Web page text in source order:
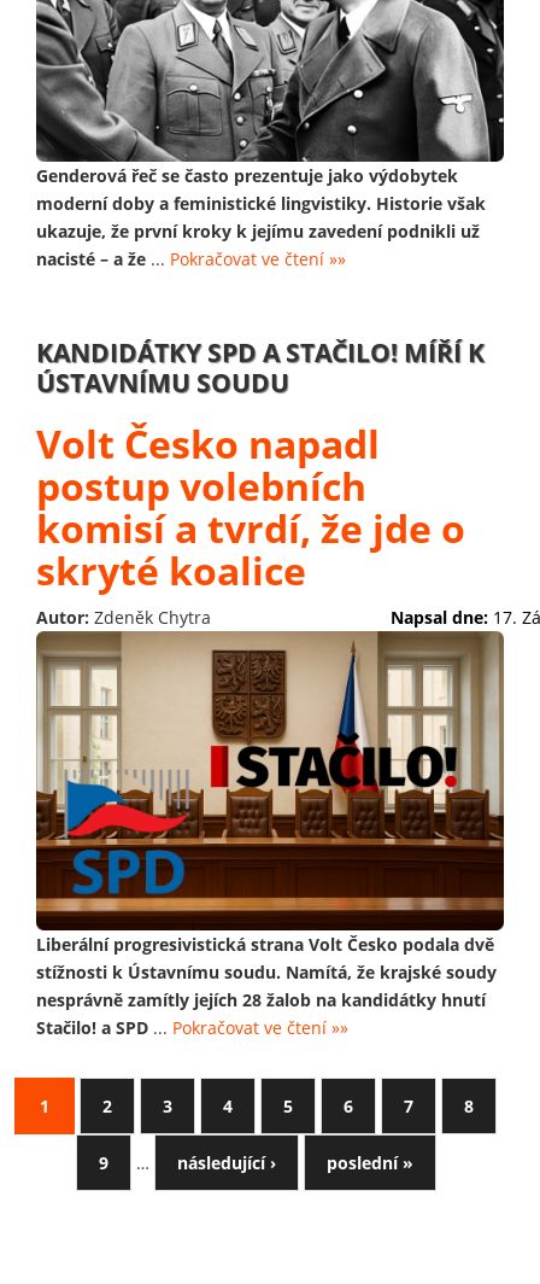
Genderová řeč se často prezentuje jako výdobytek
moderní doby a feministické lingvistiky. Historie však
ukazuje, že první kroky k jejímu zavedení podnikli už
nacisté – a že ... Pokračovat ve čtení »»
KANDIDÁTKY SPD A STAČILO! MÍŘÍ K
ÚSTAVNÍMU SOUDU
Volt Česko napadl
postup volebních
komisí a tvrdí, že jde o
skryté koalice
Autor: Zdeněk Chytra Napsal dne: 17.
Liberální progresivistická strana Volt Česko podala dvě
stížnosti k Ústavnímu soudu. Namítá, že krajské soudy
nesprávně zamítly jejích 28 žalob na kandidátky hnutí
Stačilo! a SPD ... Pokračovat ve čtení »»
1 2 3 4 5 6 7 8
9 … následující › poslední »